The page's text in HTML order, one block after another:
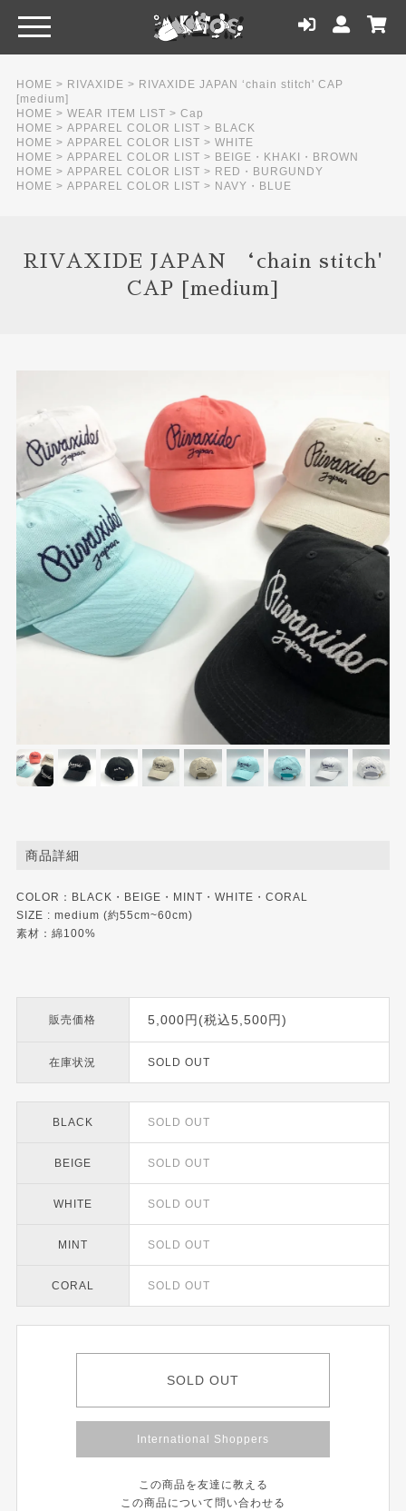
HOME > RIVAXIDE > RIVAXIDE JAPAN ‘chain stitch' CAP
[medium]
HOME > WEAR ITEM LIST > Cap
HOME > APPAREL COLOR LIST > BLACK
HOME > APPAREL COLOR LIST > WHITE
HOME > APPAREL COLOR LIST > BEIGE・KHAKI・BROWN
HOME > APPAREL COLOR LIST > RED・BURGUNDY
HOME > APPAREL COLOR LIST > NAVY・BLUE
RIVAXIDE JAPAN ‘chain stitch'
CAP [medium]
商品詳細
COLOR：BLACK・BEIGE・MINT・WHITE・CORAL
SIZE : medium (約55cm~60cm)
素材：綿100%
販売価格 5,000円(税込5,500円)
在庫状況 SOLD OUT
BLACK SOLD OUT
BEIGE SOLD OUT
WHITE SOLD OUT
MINT SOLD OUT
CORAL SOLD OUT
SOLD OUT
International Shoppers
この商品を友達に教える
この商品について問い合わせる